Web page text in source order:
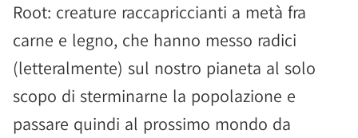
Root: creature raccapriccianti a metà fra
carne e legno, che hanno messo radici
(letteralmente) sul nostro pianeta al solo
scopo di sterminarne la popolazione e
passare quindi al prossimo mondo da